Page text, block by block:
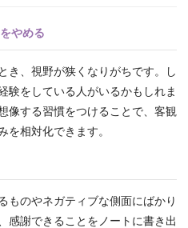
やめる
き、視野が狭くなりがちです。し
験をしている人がいるかもしれま
像する習慣をつけることで、客観
を相対化できます。
ものやネガティブな側面にばかり
感謝できることをノートに書き出